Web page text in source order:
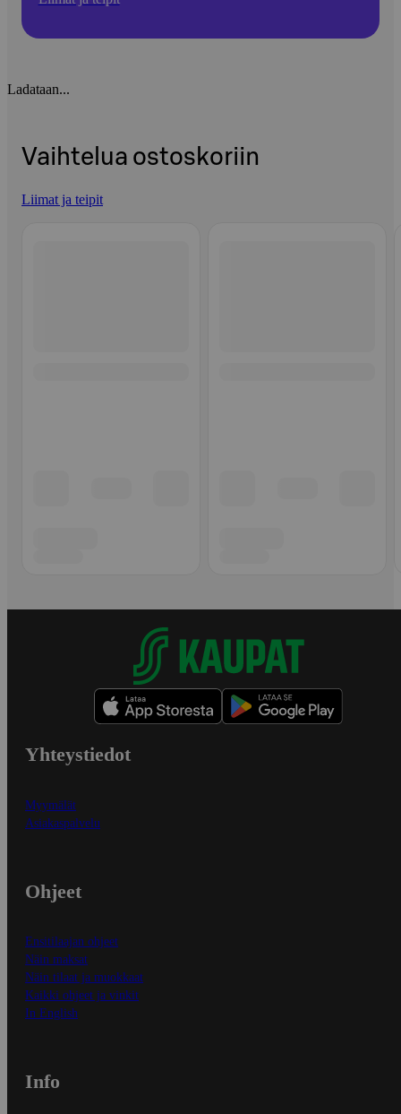
Ladataan...
Vaihtelua ostoskoriin
Liimat ja teipit
Yhteystiedot
Myymälät
Asiakaspalvelu
Ohjeet
Ensitilaajan ohjeet
Näin maksat
Näin tilaat ja muokkaat
Kaikki ohjeet ja vinkit
In English
Info